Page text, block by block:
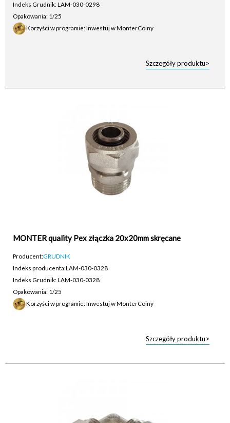
Indeks Grudnik: LAM-030-0298
Opakowania: 1/25
Korzyści w programie: Inwestuj w MonterCoiny
Szczegóły produktu>
MONTER quality Pex złączka 20x20mm skręcane
Producent:GRUDNIK
Indeks producenta:LAM-030-0328
Indeks Grudnik: LAM-030-0328
Opakowania: 1/25
Korzyści w programie: Inwestuj w MonterCoiny
Szczegóły produktu>